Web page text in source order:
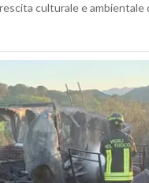
culturale e